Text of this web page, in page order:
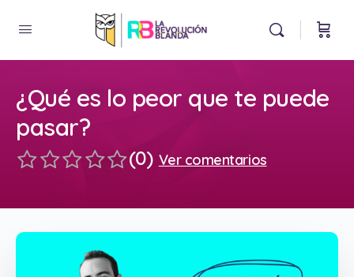
¿Qué es lo peor que te puede
pasar?
(0) Ver comentarios